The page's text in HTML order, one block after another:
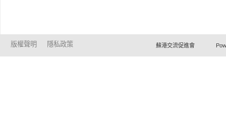
版權聲明 隱私政策 蘇港交流促進會